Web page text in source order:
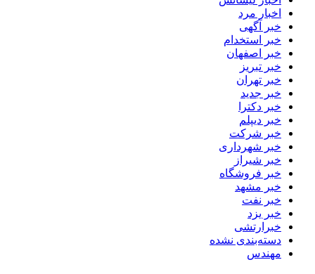
اخبار مرد
خبر آگهی
خبر استخدام
خبر اصفهان
خبر تبریز
خبر تهران
خبر جدید
خبر دکترا
خبر دیپلم
خبر شرکت
خبر شهرداری
خبر شیراز
خبر فروشگاه
خبر مشهد
خبر نفت
خبر یزد
خبرارتشی
دسته‌بندی نشده
مهندس